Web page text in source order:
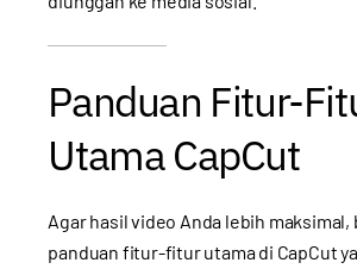
Panduan Fitur-
Utama CapCut
Agar hasil video Anda lebih maksimal,
panduan fitur-fitur utama di CapCut